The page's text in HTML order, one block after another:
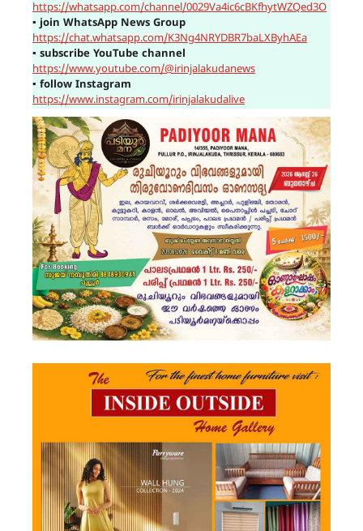
https://whatsapp.com/channel/0029Va4ic6cBKfhytWZQed3O
▪ join WhatsApp News Group
https://chat.whatsapp.com/K3Ng4NRYDBR7baLXByhAEa
▪ subscribe YouTube channel
https://www.youtube.com/@irinjalakudanews
▪ follow Instagram
https://www.instagram.com/irinjalakudalive